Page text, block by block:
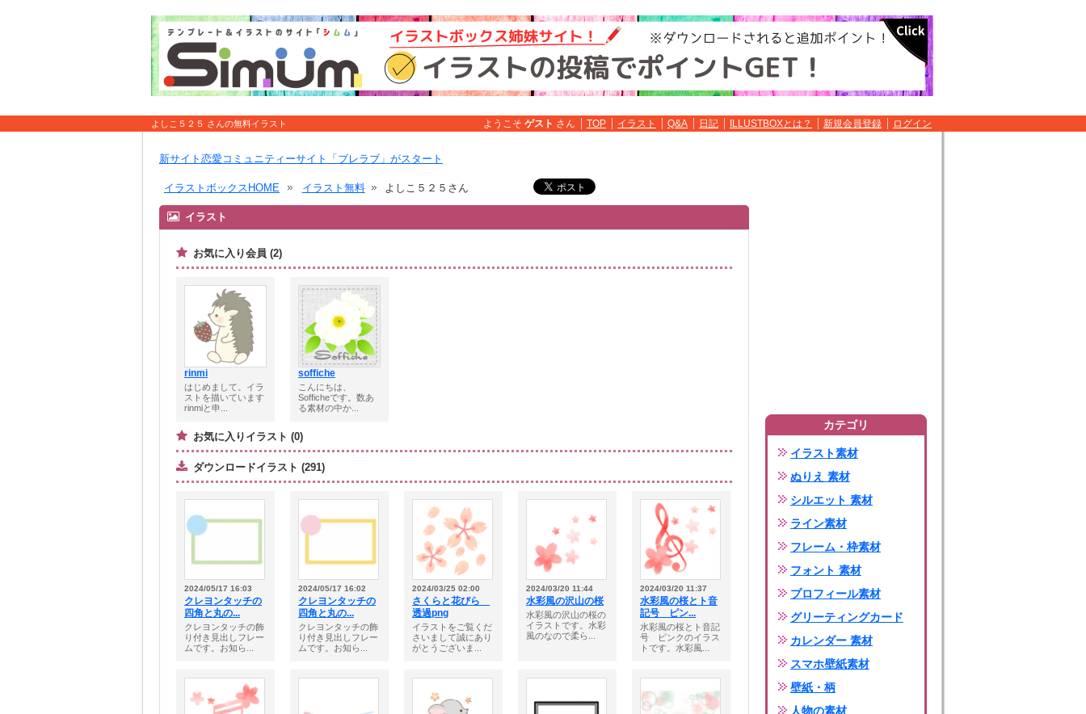
よしこ５２５ さんの無料イラスト ようこそ ゲスト さん TOP イラスト Q&A 日記 ILLUSTBOXとは？ 新規会員登録 ログイン
新サイト恋愛コミュニティーサイト「ブレラブ」がスタート
イラストボックスHOME イラスト無料 よしこ５２５さん
イラスト
お気に入り会員 (2)
rinmi
はじめまして。イラ
ストを描いています
rinmiと申...
soffiche
こんにちは、
Sofficheです。数あ
る素材の中か...
お気に入りイラスト (0)
ダウンロードイラスト (291)
2024/05/17 16:03
クレヨンタッチの
四角と丸の...
クレヨンタッチの飾
り付き見出しフレー
ムです。お知ら...
2024/05/17 16:02
クレヨンタッチの
四角と丸の...
クレヨンタッチの飾
り付き見出しフレー
ムです。お知ら...
2024/03/25 02:00
さくらと花びら
透過png
イラストをご覧くだ
さいまして誠にあり
がとうございま...
2024/03/20 11:44
水彩風の沢山の桜
水彩風の沢山の桜の
イラストです。水彩
風のなので柔ら...
2024/03/20 11:37
水彩風の桜とト音
記号 ピン...
水彩風の桜とト音記
号 ピンクのイラス
トです。水彩風...
カテゴリ
イラスト素材
ぬりえ 素材
シルエット 素材
ライン素材
フレーム・枠素材
フォント 素材
プロフィール素材
グリーティングカード
カレンダー 素材
スマホ壁紙素材
壁紙・柄
人物の素材